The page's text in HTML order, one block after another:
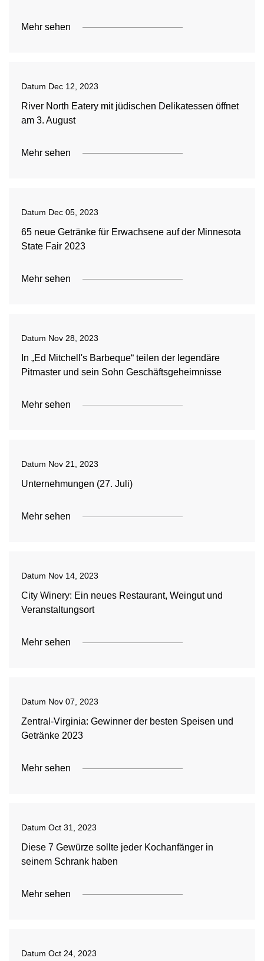
Mehr sehen
Datum Dec 12, 2023
River North Eatery mit jüdischen Delikatessen öffnet
am 3. August
Mehr sehen
Datum Dec 05, 2023
65 neue Getränke für Erwachsene auf der Minnesota
State Fair 2023
Mehr sehen
Datum Nov 28, 2023
In „Ed Mitchell's Barbeque“ teilen der legendäre
Pitmaster und sein Sohn Geschäftsgeheimnisse
Mehr sehen
Datum Nov 21, 2023
Unternehmungen (27. Juli)
Mehr sehen
Datum Nov 14, 2023
City Winery: Ein neues Restaurant, Weingut und
Veranstaltungsort
Mehr sehen
Datum Nov 07, 2023
Zentral-Virginia: Gewinner der besten Speisen und
Getränke 2023
Mehr sehen
Datum Oct 31, 2023
Diese 7 Gewürze sollte jeder Kochanfänger in
seinem Schrank haben
Mehr sehen
Datum Oct 24, 2023